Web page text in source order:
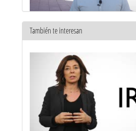
También te interesan